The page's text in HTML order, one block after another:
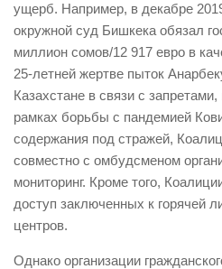
ущерб. Например, в декабре
окружной суд Бишкека обязал
миллион сомов/12 917 евро в
25-летней жертве пыток
Казахстане в связи с
рамках борьбы с пандемией
содержания под стражей,
совместно с омбудсменом
мониторинг. Кроме того,
доступ заключенных к горячей
центров.
Однако организации